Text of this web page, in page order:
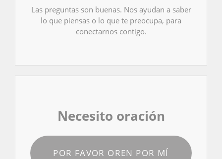
Las preguntas son buenas. Nos ayudan a saber
lo que piensas o lo que te preocupa, para
conectarnos contigo.
Necesito oración
POR FAVOR OREN POR MÍ